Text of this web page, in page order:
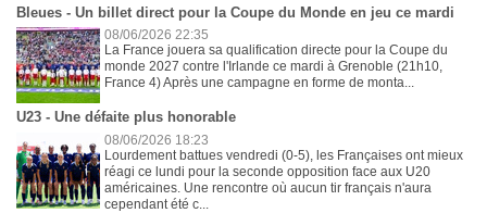
Bleues - Un billet direct pour la Coupe du Monde en jeu ce mardi
08/06/2026 22:35
La France jouera sa qualification directe pour la Coupe du
monde 2027 contre l'Irlande ce mardi à Grenoble (21h10,
France 4) Après une campagne en forme de monta...
U23 - Une défaite plus honorable
08/06/2026 18:23
Lourdement battues vendredi (0-5), les Françaises ont mieux
réagi ce lundi pour la seconde opposition face aux U20
américaines. Une rencontre où aucun tir français n'aura
cependant été c...